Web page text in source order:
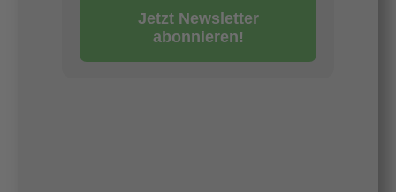
Jetzt Newsletter
abonnieren!